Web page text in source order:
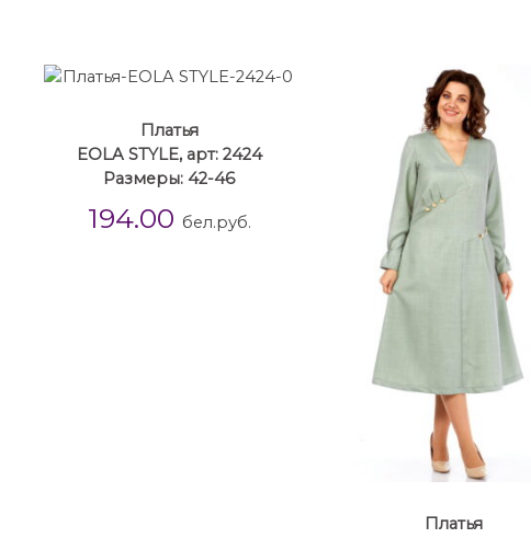
Платья
EOLA STYLE, арт: 2424
Размеры: 42-46
194.00 бел.руб.
Платья